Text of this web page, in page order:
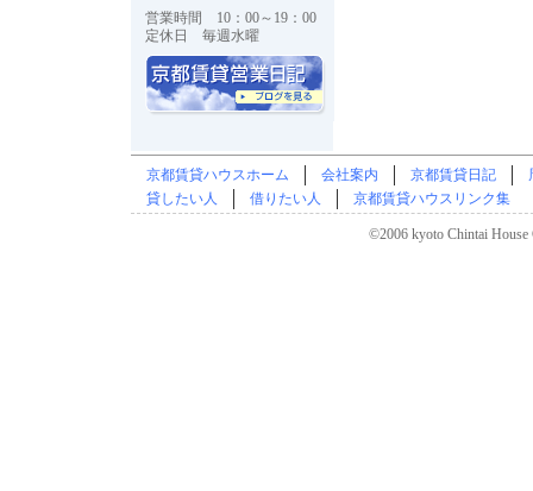
営業時間 10：00～19：00
定休日 毎週水曜
京都賃貸ハウスホーム 会社案内 京都賃貸日記
貸したい人
借りたい人 京都賃貸ハウスリンク集
©2006 kyoto Chintai House